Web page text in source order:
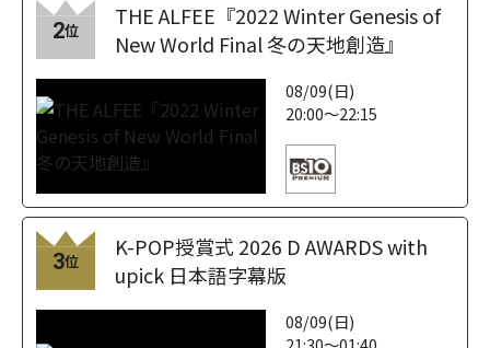
2位
THE ALFEE『2022 Winter Genesis of
New World Final 冬の天地創造』
08/09(日)
20:00～22:15
3位
K-POP授賞式 2026 D AWARDS with
upick 日本語字幕版
08/09(日)